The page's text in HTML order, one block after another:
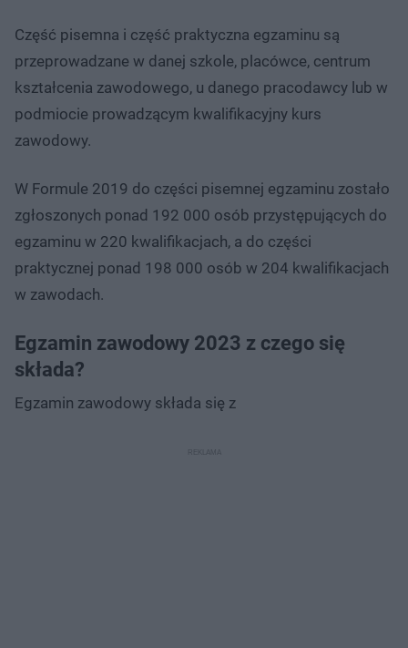
Część pisemna i część praktyczna egzaminu są
przeprowadzane w danej szkole, placówce, centrum
kształcenia zawodowego, u danego pracodawcy lub w
podmiocie prowadzącym kwalifikacyjny kurs
zawodowy.
W Formule 2019 do części pisemnej egzaminu zostało
zgłoszonych ponad 192 000 osób przystępujących do
egzaminu w 220 kwalifikacjach, a do części
praktycznej ponad 198 000 osób w 204 kwalifikacjach
w zawodach.
Egzamin zawodowy 2023 z czego się
składa?
Egzamin zawodowy składa się z